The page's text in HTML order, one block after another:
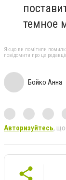
темное
Якщо ви помітили
повідомити про це
Бойко Анна
Авторизуйтесь,